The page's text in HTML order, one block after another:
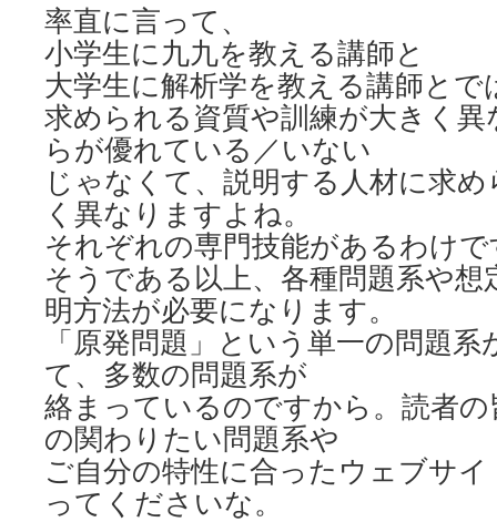
率直に言って、
小学生に九九を教える講師と
大学生に解析学を教える講師とで
求められる資質や訓練が大きく
らが優れている／いない
じゃなくて、説明する人材に求
く異なりますよね。
それぞれの専門技能があるわけで
そうである以上、各種問題系や
明方法が必要になります。
「原発問題」という単一の問題
て、多数の問題系が
絡まっているのですから。読者
の関わりたい問題系や
ご自分の特性に合ったウェブサ
ってくださいな。